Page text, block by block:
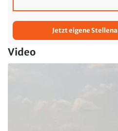
Jetzt eigene
Video